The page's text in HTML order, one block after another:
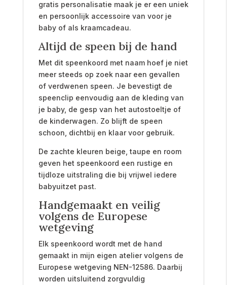
gratis personalisatie maak je er een uniek
en persoonlijk accessoire van voor je
baby of als kraamcadeau.
Altijd de speen bij de hand
Met dit speenkoord met naam hoef je niet
meer steeds op zoek naar een gevallen
of verdwenen speen. Je bevestigt de
speenclip eenvoudig aan de kleding van
je baby, de gesp van het autostoeltje of
de kinderwagen. Zo blijft de speen
schoon, dichtbij en klaar voor gebruik.
De zachte kleuren beige, taupe en room
geven het speenkoord een rustige en
tijdloze uitstraling die bij vrijwel iedere
babyuitzet past.
Handgemaakt en veilig
volgens de Europese
wetgeving
Elk speenkoord wordt met de hand
gemaakt in mijn eigen atelier volgens de
Europese wetgeving NEN-12586. Daarbij
worden uitsluitend zorgvuldig